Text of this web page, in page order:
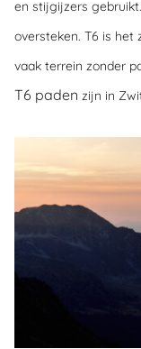
en stijgijzers
oversteken. T6 is het
vaak terrein zonder
T6 paden zijn in